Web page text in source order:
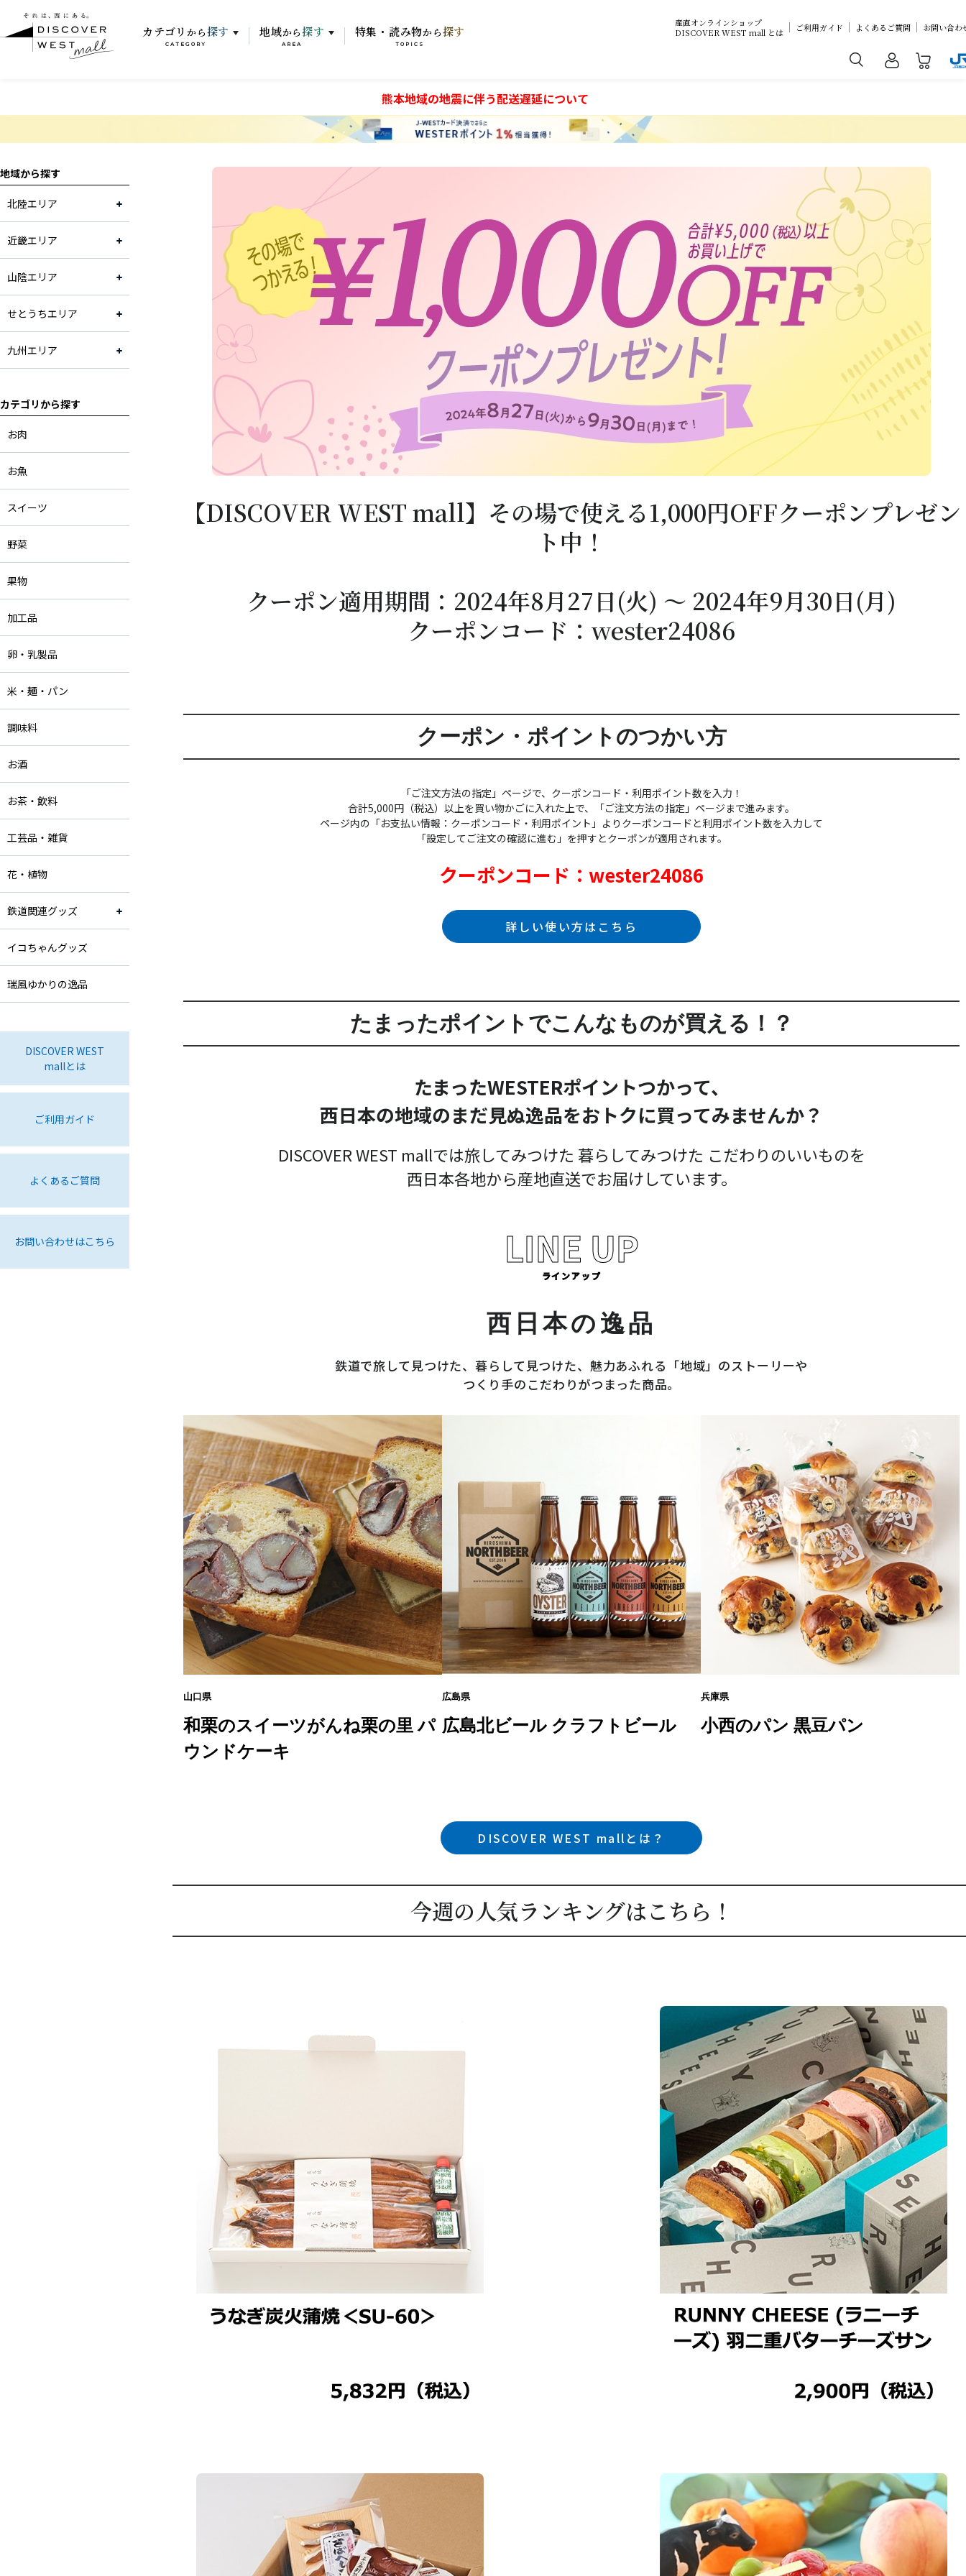
カテゴリ から 探す
CATEGORY
地域から 探す
AREA
特集・読み物から 探す
TOPICS
産直オンラインショップ
DISCOVER WEST mall とは
ご利用ガイド よくあるご質問 お問い合わ
熊本地域の地震に伴う配送遅延について
地域から探す
北陸エリア
近畿エリア
山陰エリア
せとうちエリア
九州エリア
カテゴリから探す
お肉
お魚
スイーツ
野菜
果物
加工品
卵・乳製品
米・麺・パン
調味料
お酒
お茶・飲料
工芸品・雑貨
花・植物
鉄道関連グッズ
イコちゃんグッズ
瑞風ゆかりの逸品
DISCOVER WEST
mallとは
ご利用ガイド
よくあるご質問
お問い合わせはこちら
【DISCOVER WEST mall】その場で使える1,000円OFFクーポンプレゼン
ト中！
クーポン適用期間：2024年8月27日(火) ～ 2024年9月30日(月)
クーポンコード：wester24086
クーポン・ポイントのつかい方
「ご注文方法の指定」ページで、クーポンコード・利用ポイント数を入力！
合計5,000円（税込）以上を買い物かごに入れた上で、「ご注文方法の指定」ページまで進みます。
ページ内の「お支払い情報：クーポンコード・利用ポイント」よりクーポンコードと利用ポイント数を入力して
「設定してご注文の確認に進む」を押すとクーポンが適用されます。
クーポンコード：wester24086
詳しい使い方はこちら
たまったポイントでこんなものが買える！？
たまったWESTERポイントつかって、
西日本の地域のまだ見ぬ逸品をおトクに買ってみませんか？
DISCOVER WEST mallでは旅してみつけた 暮らしてみつけた こだわりのいいものを
西日本各地から産地直送でお届けしています。
LINE UP
ラインアップ
西日本の逸品
鉄道で旅して見つけた、暮らして見つけた、魅力あふれる「地域」のストーリーや
つくり手のこだわりがつまった商品。
山口県
和栗のスイーツがんね栗の里 パ
ウンドケーキ
広島県
広島北ビール クラフトビール
兵庫県
小西のパン 黒豆パン
DISCOVER WEST mallとは？
今週の人気ランキングはこちら！